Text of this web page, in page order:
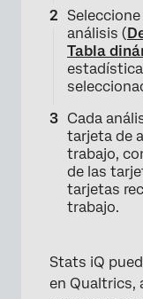
análisis (
Tabla
Cada
tarjeta de
trabajo,
de las
tarjetas
trabajo.
Stats iQ
en Qualtrics,